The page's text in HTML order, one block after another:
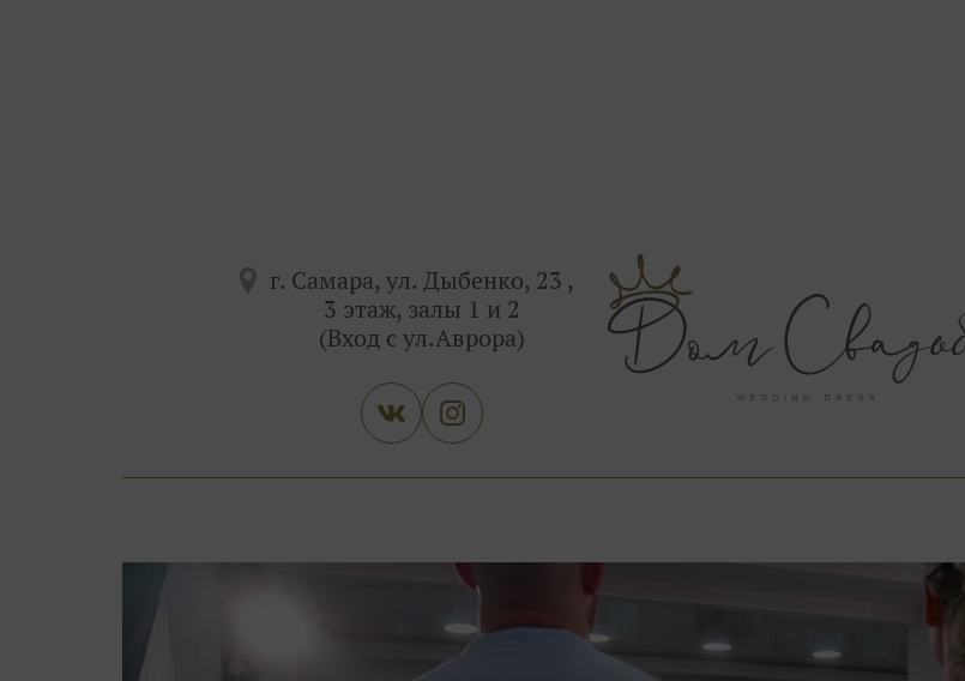
г. Самара, ул. Дыбенко, 23 ,
3 этаж, залы 1 и 2
(Вход с ул.Аврора)